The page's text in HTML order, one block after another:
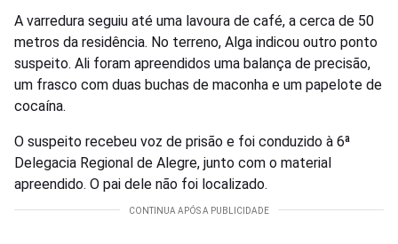
A varredura seguiu até uma lavoura de café, a cerca de 50
metros da residência. No terreno, Alga indicou outro ponto
suspeito. Ali foram apreendidos uma balança de precisão,
um frasco com duas buchas de maconha e um papelote de
cocaína.
O suspeito recebeu voz de prisão e foi conduzido à 6ª
Delegacia Regional de Alegre, junto com o material
apreendido. O pai dele não foi localizado.